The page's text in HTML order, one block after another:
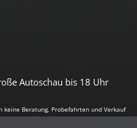
Autoschau bis 18 Uhr
Beratung, Probefahrten und Verkauf